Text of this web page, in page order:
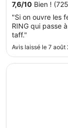
à Internet gratuit
restaurant. Cet
équipements
notamment des
7,6/10 Bien !
"Si on ouvre les
RING qui passe
taff."
Avis laissé le 7 août
S’ouvre dans
Radisson Blu